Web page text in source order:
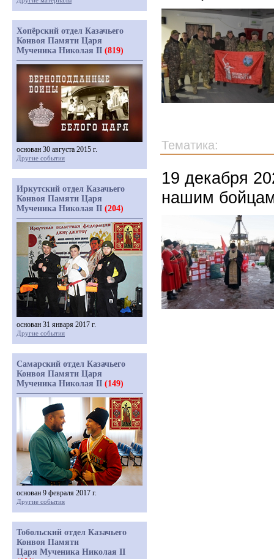
Тематика:
19 декабря
нашим
Хопёрский отдел Казачьего
Конвоя Памяти Царя
Мученика Николая II (819)
основан 30 августа 2015 г.
Другие события
Иркутский отдел Казачьего
Конвоя Памяти Царя
Мученика Николая II (204)
основан 31 января 2017 г.
Другие события
Самарский отдел Казачьего
Конвоя Памяти Царя
Мученика Николая II (149)
основан 9 февраля 2017 г.
Другие события
Тобольский отдел Казачьего
Конвоя Памяти
Царя Мученика Николая II